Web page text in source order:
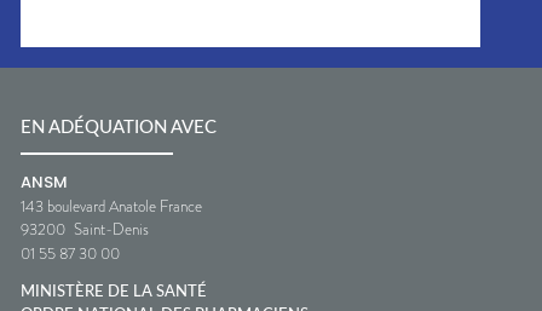
EN ADÉQUATION AVEC
ANSM
143 boulevard Anatole France
93200 Saint-Denis
01 55 87 30 00
MINISTÈRE DE LA SANTÉ